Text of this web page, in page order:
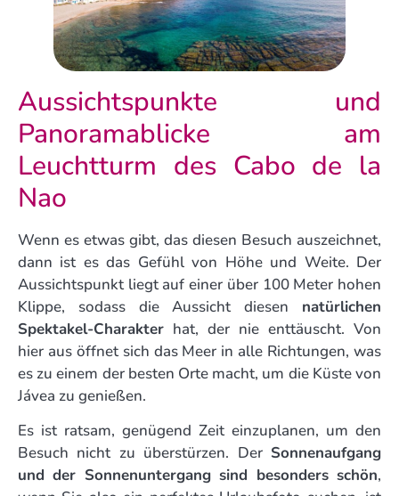
Aussichtspunkte und
Panoramablicke am
Leuchtturm des Cabo de la
Nao
Wenn es etwas gibt, das diesen Besuch auszeichnet,
dann ist es das Gefühl von Höhe und Weite. Der
Aussichtspunkt liegt auf einer über 100 Meter hohen
Klippe, sodass die Aussicht diesen natürlichen
Spektakel-Charakter hat, der nie enttäuscht. Von
hier aus öffnet sich das Meer in alle Richtungen, was
es zu einem der besten Orte macht, um die Küste von
Jávea zu genießen.
Es ist ratsam, genügend Zeit einzuplanen, um den
Besuch nicht zu überstürzen. Der Sonnenaufgang
und der Sonnenuntergang sind besonders schön,